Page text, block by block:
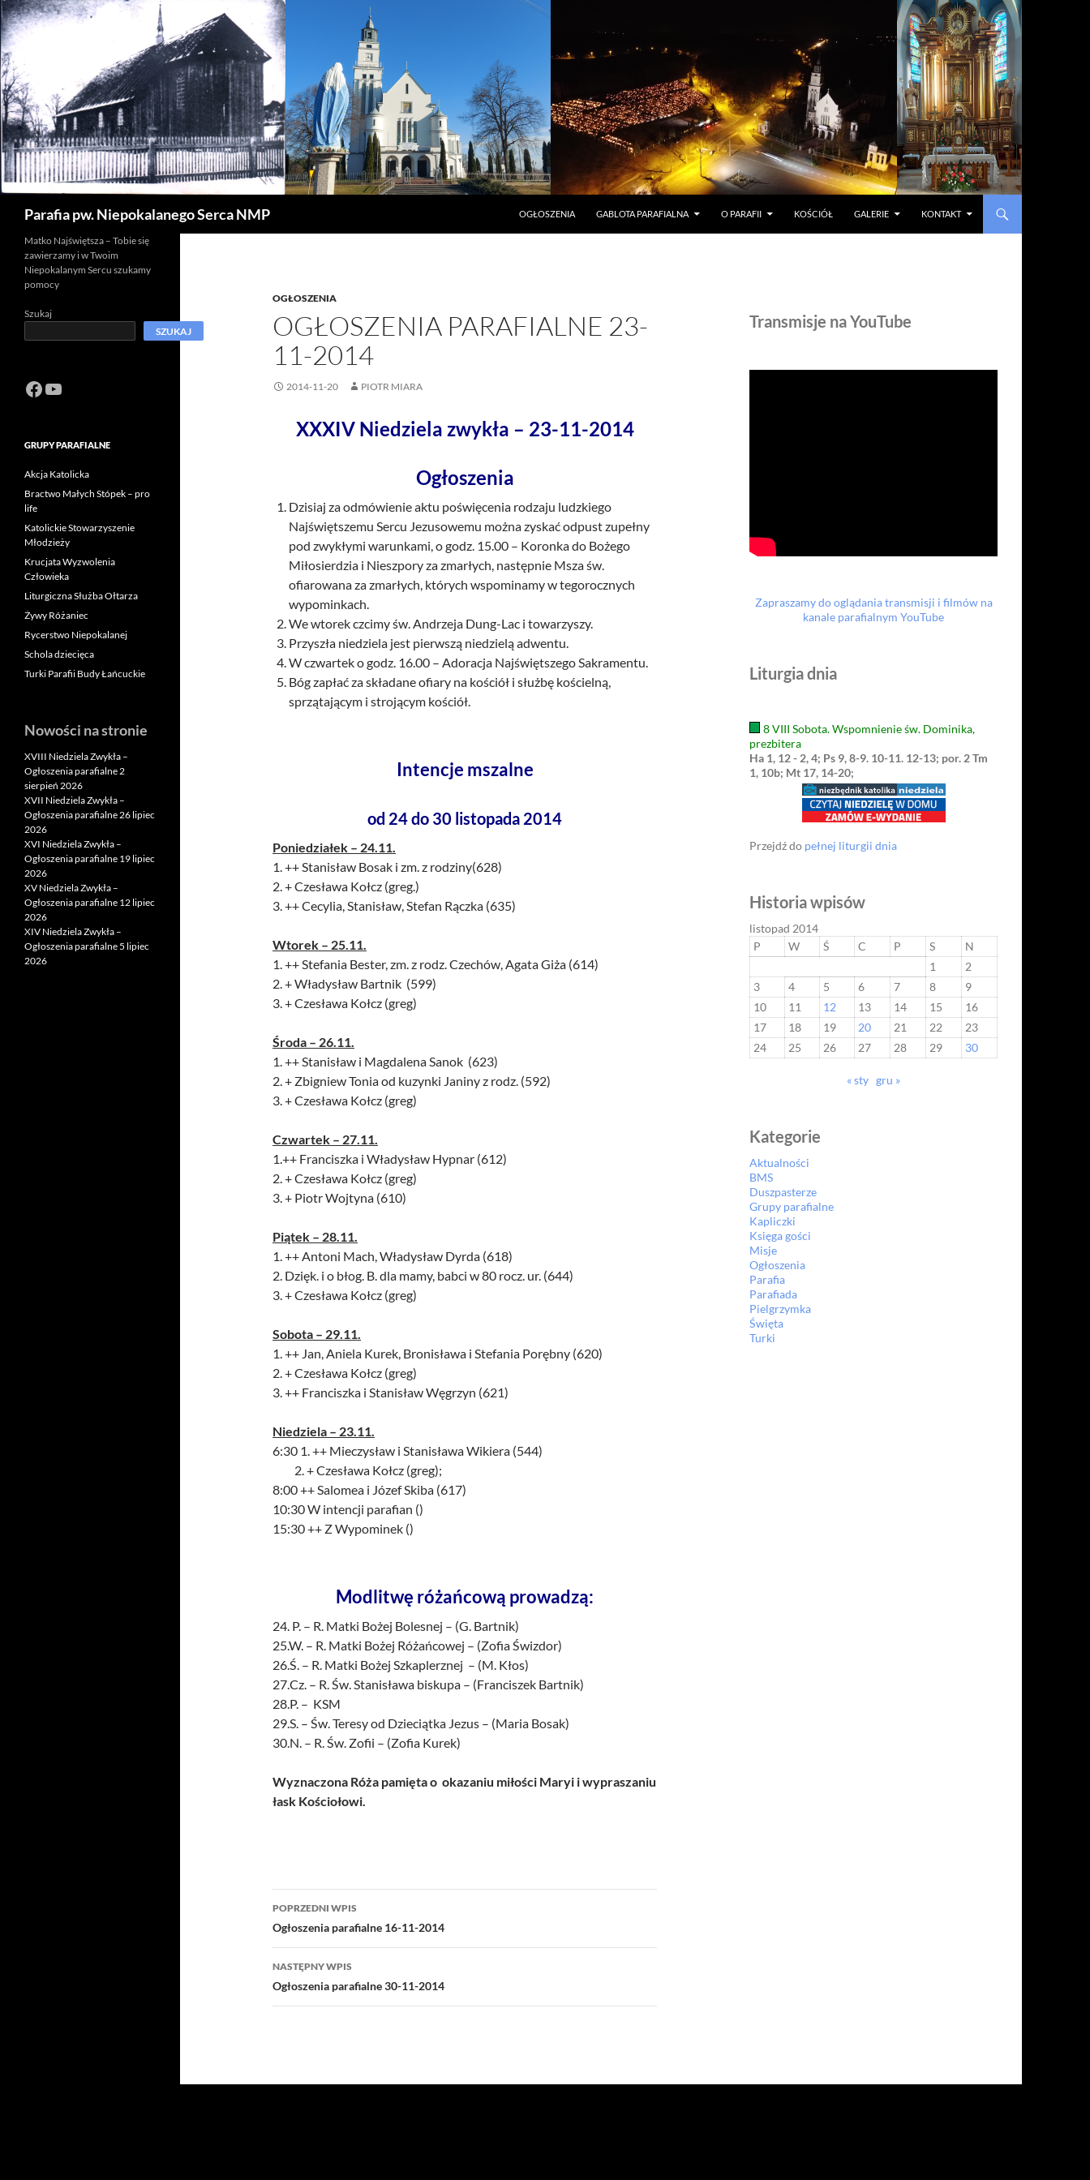
Parafia pw. Niepokalanego Serca NMP
OGŁOSZENIA
GABLOTA PARAFIALNA O PARAFII KOŚCIÓŁ GALERIE KONTAKT
OGŁOSZENIA
OGŁOSZENIA PARAFIALNE 23-
11-2014
2014-11-20 PIOTR MIARA
XXXIV Niedziela zwykła – 23-11-2014
Ogłoszenia
Dzisiaj za odmówienie aktu poświęcenia rodzaju ludzkiego
Najświętszemu Sercu Jezusowemu można zyskać odpust zupełny
pod zwykłymi warunkami, o godz. 15.00 – Koronka do Bożego
Miłosierdzia i Nieszpory za zmarłych, następnie Msza św.
ofiarowana za zmarłych, których wspominamy w tegorocznych
wypominkach.
We wtorek czcimy św. Andrzeja Dung-Lac i towarzyszy.
Przyszła niedziela jest pierwszą niedzielą adwentu.
W czwartek o godz. 16.00 – Adoracja Najświętszego Sakramentu.
Bóg zapłać za składane ofiary na kościół i służbę kościelną,
sprzątającym i strojącym kościół.
Intencje mszalne
od 24 do 30 listopada 2014
Poniedziałek – 24.11.
1. ++ Stanisław Bosak i zm. z rodziny(628)
2. + Czesława Kołcz (greg.)
3. ++ Cecylia, Stanisław, Stefan Rączka (635)
Wtorek – 25.11.
1. ++ Stefania Bester, zm. z rodz. Czechów, Agata Giża (614)
2. + Władysław Bartnik (599)
3. + Czesława Kołcz (greg)
Środa – 26.11.
1. ++ Stanisław i Magdalena Sanok (623)
2. + Zbigniew Tonia od kuzynki Janiny z rodz. (592)
3. + Czesława Kołcz (greg)
Czwartek – 27.11.
1.++ Franciszka i Władysław Hypnar (612)
2. + Czesława Kołcz (greg)
3. + Piotr Wojtyna (610)
Piątek – 28.11.
1. ++ Antoni Mach, Władysław Dyrda (618)
2. Dzięk. i o błog. B. dla mamy, babci w 80 rocz. ur. (644)
3. + Czesława Kołcz (greg)
Sobota – 29.11.
1. ++ Jan, Aniela Kurek, Bronisława i Stefania Porębny (620)
2. + Czesława Kołcz (greg)
3. ++ Franciszka i Stanisław Węgrzyn (621)
Niedziela – 23.11.
6:30 1. ++ Mieczysław i Stanisława Wikiera (544)
2. + Czesława Kołcz (greg);
8:00 ++ Salomea i Józef Skiba (617)
10:30 W intencji parafian ()
15:30 ++ Z Wypominek ()
Modlitwę różańcową prowadzą:
24. P. – R. Matki Bożej Bolesnej – (G. Bartnik)
25.W. – R. Matki Bożej Różańcowej – (Zofia Świzdor)
26.Ś. – R. Matki Bożej Szkaplerznej – (M. Kłos)
27.Cz. – R. Św. Stanisława biskupa – (Franciszek Bartnik)
28.P. – KSM
29.S. – Św. Teresy od Dzieciątka Jezus – (Maria Bosak)
30.N. – R. Św. Zofii – (Zofia Kurek)
Wyznaczona Róża pamięta o okazaniu miłości Maryi i wypraszaniu
łask Kościołowi.
Nawigacja
wpisu
POPRZEDNI WPIS
Ogłoszenia parafialne 16-11-2014
NASTĘPNY WPIS
Ogłoszenia parafialne 30-11-2014
Transmisje na YouTube
Zapraszamy do oglądania transmisji i filmów na
kanale parafialnym YouTube
Liturgia dnia
8 VIII Sobota. Wspomnienie św. Dominika,
prezbitera
Ha 1, 12 - 2, 4; Ps 9, 8-9. 10-11. 12-13; por. 2 Tm
1, 10b; Mt 17, 14-20;
Przejdź do pełnej liturgii dnia
Historia wpisów
listopad 2014
P
W Ś C P S
N
1
2
3
4 5 6 7 8
9
10
11 12 13 14 15
16
17
18 19 20 21 22
23
24
25 26 27 28 29 30
« sty gru »
Kategorie
Aktualności
BMS
Duszpasterze
Grupy parafialne
Kapliczki
Księga gości
Misje
Ogłoszenia
Parafia
Parafiada
Pielgrzymka
Święta
Turki
Matko Najświętsza – Tobie się
zawierzamy i w Twoim
Niepokalanym Sercu szukamy
pomocy
Szukaj
SZUKAJ
Facebook
https://www.youtube.com/channel/UCeN8ciSo_a79igwmwNXx2qw
GRUPY PARAFIALNE
Akcja Katolicka
Bractwo Małych Stópek – pro
life
Katolickie Stowarzyszenie
Młodzieży
Krucjata Wyzwolenia
Człowieka
Liturgiczna Służba Ołtarza
Żywy Różaniec
Rycerstwo Niepokalanej
Schola dziecięca
Turki Parafii Budy Łańcuckie
Nowości na stronie
XVIII Niedziela Zwykła –
Ogłoszenia parafialne 2
sierpień 2026
XVII Niedziela Zwykła –
Ogłoszenia parafialne 26 lipiec
2026
XVI Niedziela Zwykła –
Ogłoszenia parafialne 19 lipiec
2026
XV Niedziela Zwykła –
Ogłoszenia parafialne 12 lipiec
2026
XIV Niedziela Zwykła –
Ogłoszenia parafialne 5 lipiec
2026